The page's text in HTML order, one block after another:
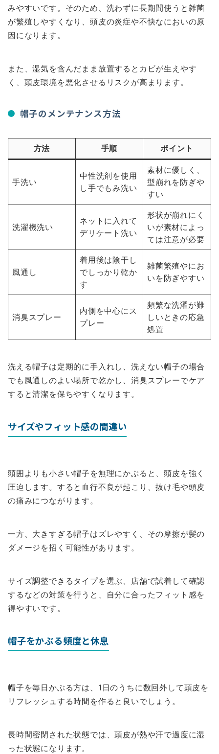
みやすいです。そのため、洗わずに長期間使うと雑菌
が繁殖しやすくなり、頭皮の炎症や不快なにおいの原
因になります。
また、湿気を含んだまま放置するとカビが生えやす
く、頭皮環境を悪化させるリスクが高まります。
帽子のメンテナンス方法
方法 手順 ポイント
手洗い
中性洗剤を使用
し手でもみ洗い
素材に優しく、
型崩れを防ぎや
すい
洗濯機洗い
ネットに入れて
デリケート洗い
形状が崩れにく
いが素材によっ
ては注意が必要
風通し
着用後は陰干し
でしっかり乾か
す
雑菌繁殖やにお
いを防ぎやすい
消臭スプレー
内側を中心にス
プレー
頻繁な洗濯が難
しいときの応急
処置
洗える帽子は定期的に手入れし、洗えない帽子の場合
でも風通しのよい場所で乾かし、消臭スプレーでケア
すると清潔を保ちやすくなります。
サイズやフィット感の間違い
頭囲よりも小さい帽子を無理にかぶると、頭皮を強く
圧迫します。すると血行不良が起こり、抜け毛や頭皮
の痛みにつながります。
一方、大きすぎる帽子はズレやすく、その摩擦が髪の
ダメージを招く可能性があります。
サイズ調整できるタイプを選ぶ、店舗で試着して確認
するなどの対策を行うと、自分に合ったフィット感を
得やすいです。
帽子をかぶる頻度と休息
帽子を毎日かぶる方は、1日のうちに数回外して頭皮を
リフレッシュする時間を作ると良いでしょう。
長時間密閉された状態では、頭皮が熱や汗で過度に湿
った状態になります。